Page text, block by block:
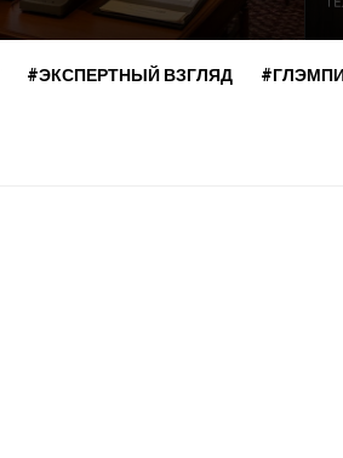
#ЭКСПЕРТНЫЙ ВЗГЛЯД